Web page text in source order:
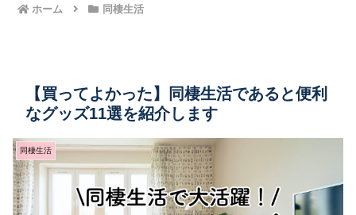
ホーム 同棲生活
【買ってよかった】同棲生活であると便利
なグッズ11選を紹介します
同棲生活